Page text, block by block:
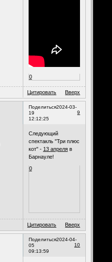
0
Цитировать Вверх
Поделиться
9
2024-03-
19
12:12:25
Следующий
спектакль "Три плюс
кот" - 13 апреляв
Барнауле!
0
Цитировать Вверх
Поделиться
10
2024-04-
05
09:13:59